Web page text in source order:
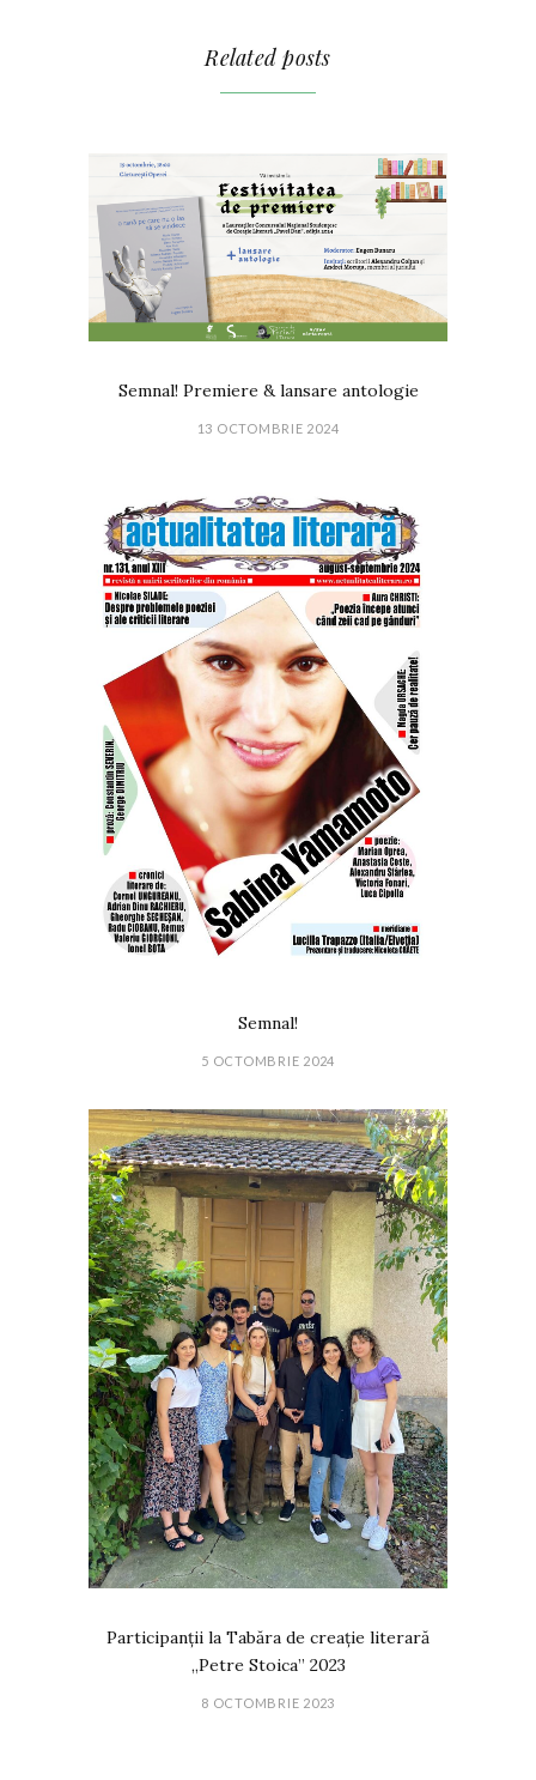
Related posts
Semnal! Premiere & lansare antologie
13 OCTOMBRIE 2024
Semnal!
5 OCTOMBRIE 2024
Participanții la Tabăra de creație literară
„Petre Stoica” 2023
8 OCTOMBRIE 2023